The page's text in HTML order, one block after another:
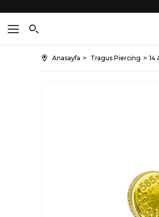
Anasayfa Tragus Piercing 14